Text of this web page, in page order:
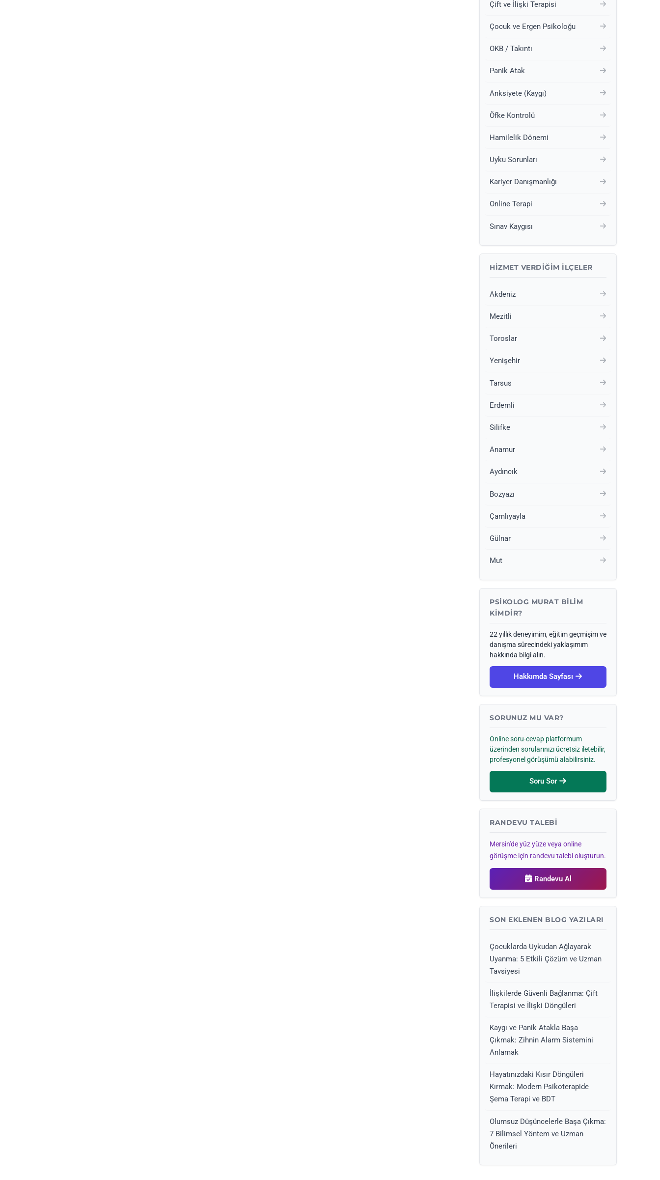
Çift ve İlişki Terapisi
Çocuk ve Ergen Psikoloğu
OKB / Takıntı
Panik Atak
Anksiyete (Kaygı)
Öfke Kontrolü
Hamilelik Dönemi
Uyku Sorunları
Kariyer Danışmanlığı
Online Terapi
Sınav Kaygısı
HIZMET VERDIĞIM İLÇELER
Akdeniz
Mezitli
Toroslar
Yenişehir
Tarsus
Erdemli
Silifke
Anamur
Aydıncık
Bozyazı
Çamlıyayla
Gülnar
Mut
PSIKOLOG MURAT BILIM
KIMDIR?
22 yıllık deneyimim, eğitim geçmişim ve
danışma sürecindeki yaklaşımım
hakkında bilgi alın.
Hakkımda Sayfası
SORUNUZ MU VAR?
Online soru-cevap platformum
üzerinden sorularınızı ücretsiz iletebilir,
profesyonel görüşümü alabilirsiniz.
Soru Sor
RANDEVU TALEBI
Mersin'de yüz yüze veya online
görüşme için randevu talebi oluşturun.
Randevu Al
SON EKLENEN BLOG YAZILARI
Çocuklarda Uykudan Ağlayarak
Uyanma: 5 Etkili Çözüm ve Uzman
Tavsiyesi
İlişkilerde Güvenli Bağlanma: Çift
Terapisi ve İlişki Döngüleri
Kaygı ve Panik Atakla Başa
Çıkmak: Zihnin Alarm Sistemini
Anlamak
Hayatınızdaki Kısır Döngüleri
Kırmak: Modern Psikoterapide
Şema Terapi ve BDT
Olumsuz Düşüncelerle Başa Çıkma:
7 Bilimsel Yöntem ve Uzman
Önerileri